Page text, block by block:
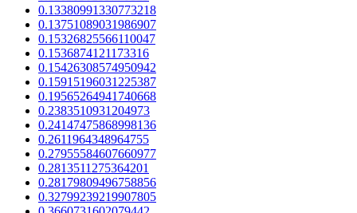
0.13380991330773218
0.13751089031986907
0.15326825566110047
0.1536874121173316
0.15426308574950942
0.15915196031225387
0.19565264941740668
0.2383510931204973
0.24147475868998136
0.2611964348964755
0.27955584607660977
0.2813511275364201
0.28179809496758856
0.32799239219907805